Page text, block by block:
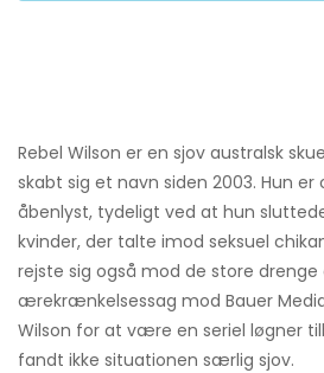
Rebel Wilson er en sjov australsk
skabt sig et navn siden 2003. Hun
åbenlyst, tydeligt ved at hun
kvinder, der talte imod seksuel
rejste sig også mod de store drenge
ærekrænkelsessag mod Bauer
Wilson for at være en seriel løgner
fandt ikke situationen særlig sjov.